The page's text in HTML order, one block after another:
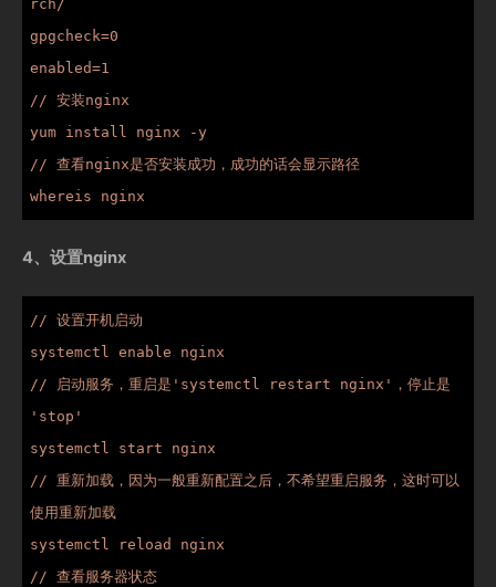
rch/
gpgcheck=0
enabled=1
// 安装nginx
yum install nginx -y
// 查看nginx是否安装成功，成功的话会显示路径
whereis nginx
4、设置nginx
// 设置开机启动
systemctl enable nginx
// 启动服务，重启是'systemctl restart nginx'，停止是
'stop'
systemctl start nginx
// 重新加载，因为一般重新配置之后，不希望重启服务，这时可以
使用重新加载
systemctl reload nginx
// 查看服务器状态